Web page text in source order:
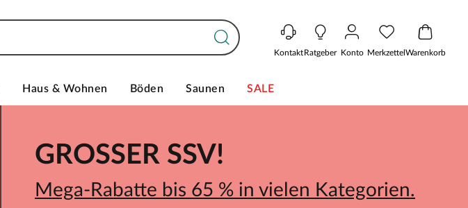
KontaktRatgeber Konto MerkzettelWarenkorb
Haus & Wohnen Böden Saunen SALE
GROSSER SSV!
Mega-Rabatte bis 65 % in vielen Kategorien.